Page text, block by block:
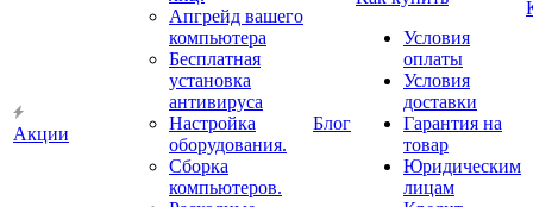
Акции
Апгрейд вашего
компьютера
Бесплатная
установка
антивируса
Настройка
оборудования.
Сборка
компьютеров.
Блог
Условия
оплаты
Условия
доставки
Гарантия на
товар
Юридическим
лицам